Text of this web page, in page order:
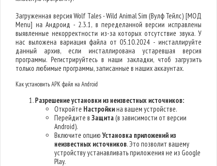
Загруженная версия Wolf Tales - Wild Animal Sim (Вулф Тейлс) [МОД
Menu] на Андроид - 2.3.1, в переделанной версии исправлены
выявленные некорректности из-за которых отсутствие звука. У
нас выложена вариация файла от 05.10.2024 - инсталлируйте
данный архив, если инсталлирована устаревшая версия
программы. Регистрируйтесь в наши закладки, чтоб загрузить
только любимые программы, записанные в наших аккаунтах.
Как установить APK файл на Android
Разрешение установки из неизвестных источников:
Откройте Настройкина вашем устройстве.
Перейдите вЗащита(в зависимости от версии
Android).
Включите опциюУстановка приложений из
неизвестных источников. Это позволит вашему
устройству устанавливать приложения не из Google
Play.